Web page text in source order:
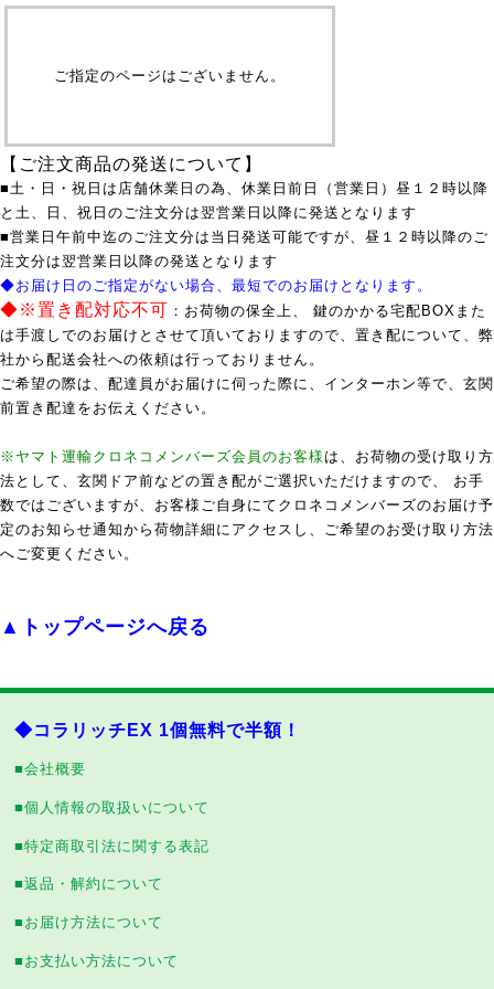
ご指定のページはございません。
【ご注文商品の発送について】
■土・日・祝日は店舗休業日の為、休業日前日（営業日）昼１２時以降
と土、日、祝日のご注文分は翌営業日以降に発送となります
■営業日午前中迄のご注文分は当日発送可能ですが、昼１２時以降のご
注文分は翌営業日以降の発送となります
◆お届け日のご指定がない場合、最短でのお届けとなります。
◆※置き配対応不可 ：お荷物の保全上、 鍵のかかる宅配BOXまた
は手渡しでのお届けとさせて頂いておりますので、置き配について、弊
社から配送会社への依頼は行っておりません。
ご希望の際は、配達員がお届けに伺った際に、インターホン等で、玄関
前置き配達をお伝えください。
※ヤマト運輸クロネコメンバーズ会員のお客様 は、お荷物の受け取り方
法として、玄関ドア前などの置き配がご選択いただけますので、 お手
数ではございますが、お客様ご自身にてクロネコメンバーズのお届け予
定のお知らせ通知から荷物詳細にアクセスし、ご希望のお受け取り方法
へご変更ください。
▲トップページへ戻る
◆コラリッチEX 1個無料で半額！
■会社概要
■個人情報の取扱いについて
■特定商取引法に関する表記
■返品・解約について
■お届け方法について
■お支払い方法について